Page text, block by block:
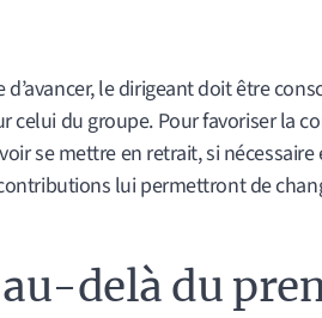
le dirigeant doit être
celui du groupe. Pour favoriser la
se mettre en retrait, si
lui permettront de
delà du